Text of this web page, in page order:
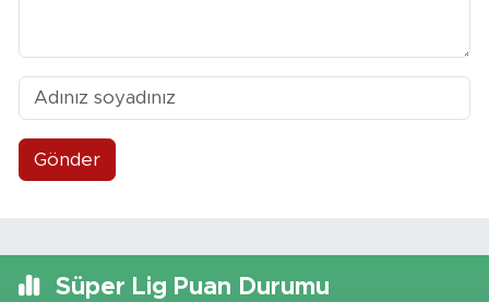
Gönder
Süper Lig Puan Durumu